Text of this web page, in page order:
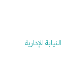
النيابة الإدارية